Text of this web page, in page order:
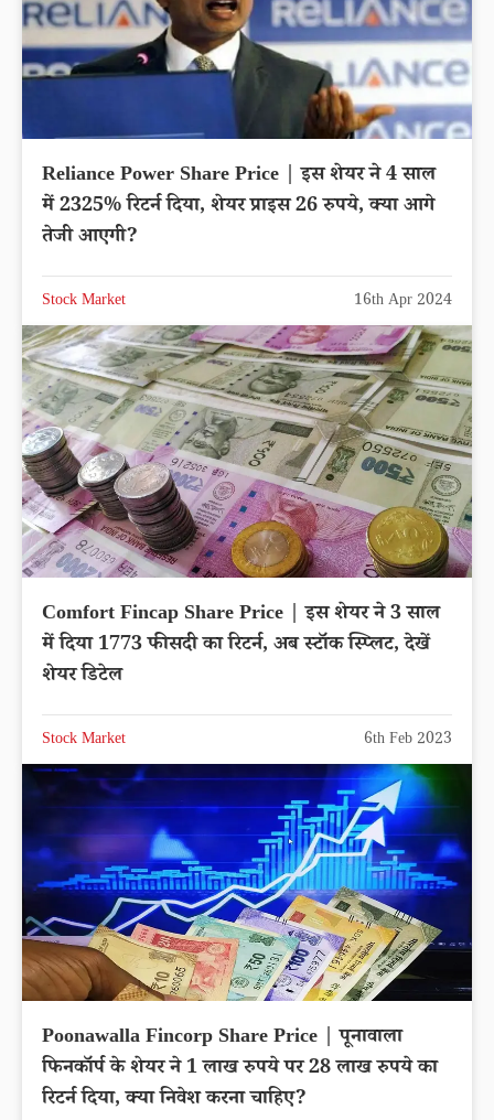
Reliance Power Share Price | इस शेयर ने 4 साल
में 2325% रिटर्न दिया, शेयर प्राइस 26 रुपये, क्या आगे
तेजी आएगी?
Stock Market 16th Apr 2024
Comfort Fincap Share Price | इस शेयर ने 3 साल
में दिया 1773 फीसदी का रिटर्न, अब स्टॉक स्प्लिट, देखें
शेयर डिटेल
Stock Market 6th Feb 2023
Poonawalla Fincorp Share Price | पूनावाला
फिनकॉर्प के शेयर ने 1 लाख रुपये पर 28 लाख रुपये का
रिटर्न दिया, क्या निवेश करना चाहिए?